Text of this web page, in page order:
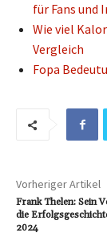
für Fans und
Wie viel
Vergleich
Fopa
Vorheriger Artikel
Frank Thelen: Sein
die
2024